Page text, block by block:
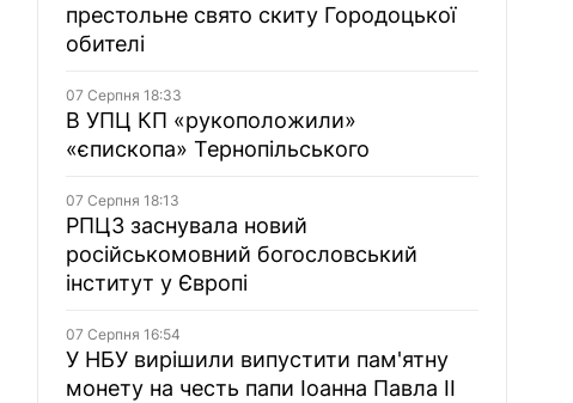
престольне свято скиту Городоцької
обителі
07 Серпня 18:33
В УПЦ КП «рукоположили»
«єпископа» Тернопільського
07 Серпня 18:13
РПЦЗ заснувала новий
російськомовний богословський
інститут у Європі
07 Серпня 16:54
У НБУ вирішили випустити пам'ятну
монету на честь папи Іоанна Павла II